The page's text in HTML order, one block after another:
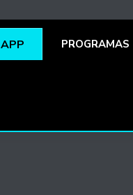
APP PROGRAMAS